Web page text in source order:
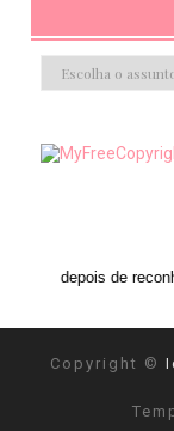
reconhecermos a
Copyright ©